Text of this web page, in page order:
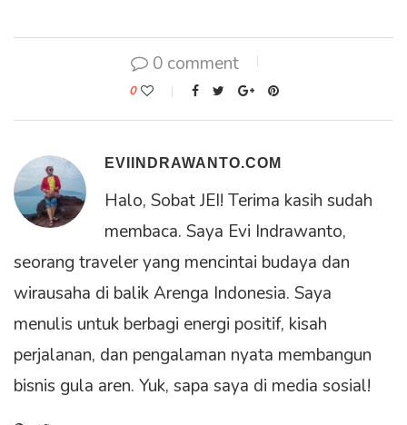
0 comment
0
EVIINDRAWANTO.COM
Halo, Sobat JEI! Terima kasih sudah
membaca. Saya Evi Indrawanto,
seorang traveler yang mencintai budaya dan
wirausaha di balik Arenga Indonesia. Saya
menulis untuk berbagi energi positif, kisah
perjalanan, dan pengalaman nyata membangun
bisnis gula aren. Yuk, sapa saya di media sosial!